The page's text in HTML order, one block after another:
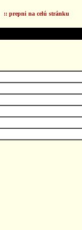
:: prepni na celú stránku